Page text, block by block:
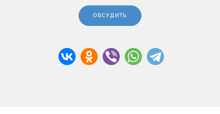
ОБСУДИТЬ